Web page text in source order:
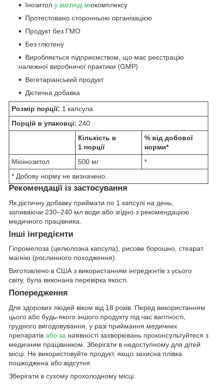
Інозитол у вигляді міокомплексу
Протестовано сторонньою організацією
Продукт без ГМО
Без глютену
Виробляється підприємством, що має реєстрацію
належної виробничої практики (GMP)
Вегетаріанський продукт
Дієтична добавка
Розмір порції: 1 капсула
Порцій в упаковці: 240
Кількість в
1 порції
% від добової
норми*
Міоінозитол
500 мг
*
* Добову норму не визначено.
Рекомендації із застосування
Як дієтичну добавку приймати по 1 капсулі на день,
запиваючи 230–240 мл води або згідно з рекомендацією
медичного працівника.
Інші інгредієнти
Гіпромелоза (целюлозна капсула), рисове борошно, стеарат
магнію (рослинного походження).
Виготовлено в США з використанням інгредієнтів з усього
світу, була виконана перевірка якості.
Попередження
Для здорових людей віком від 18 років. Перед використанням
цього або будь-якого іншого продукту під час вагітності,
грудного вигодовування, у разі приймання медичних
препаратів або за наявності захворювань проконсультуйтеся з
медичним працівником. Зберігати в недоступному для дітей
місці. Не використовуйте продукт, якщо захисна плівка
пошкоджена або відсутня.
Зберігати в сухому прохолодному місці.